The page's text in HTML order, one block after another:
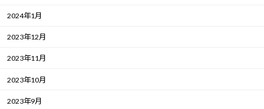
2024年1月
2023年12月
2023年11月
2023年10月
2023年9月